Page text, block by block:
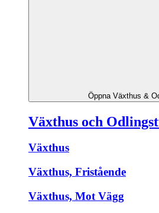
Växthus och
Växthus
Växthus, Fristående
Växthus, Mot Vägg